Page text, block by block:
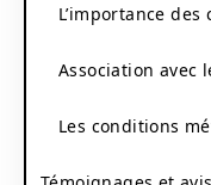
L’importance des
Association avec
Les conditions